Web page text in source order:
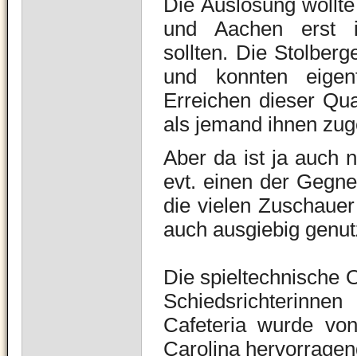
Die Auslosung
und Aachen erst
sollten. Die
und konnten
Erreichen dieser
als jemand ihnen
Aber da ist ja auch
evt. einen der
die vielen
auch ausgiebig
Die spieltechnische
Cafeteria wurde
Carolina